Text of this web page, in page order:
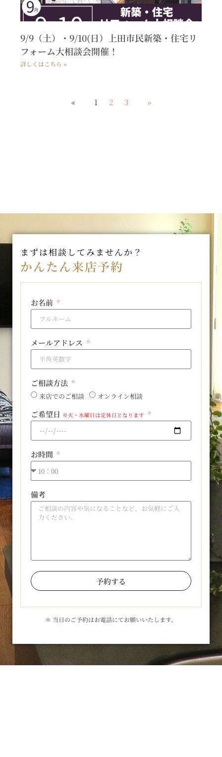
9/9（土）・9/10(日）上田市民新築・住宅リ
フォーム大相談会開催！
詳しくはこちら »
« 1 2 3 »
まずは相談してみませんか？
かんたん来店予約
お名前
メールアドレス
ご相談方法
来店でのご相談 オンライン相談
ご希望日 ※火・水曜日は定休日となります
お時間
備考
予約する
＊ 当日のご予約はお電話にてお願いいたします。